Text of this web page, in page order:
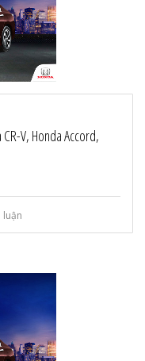
V, Honda Accord,
luận